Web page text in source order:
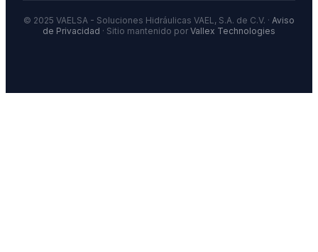
© 2025 VAELSA - Soluciones Hidráulicas VAEL, S.A. de C.V. · Aviso
de Privacidad · Sitio mantenido por Vallex Technologies